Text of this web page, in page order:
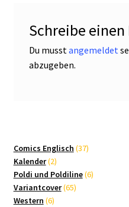
Schreibe
Du musst angemeldet
abzugeben.
Comics Englisch 3737
Kalender 22
Produkte
Poldi und Poldiline 66
Variantcover 6565
Western 66